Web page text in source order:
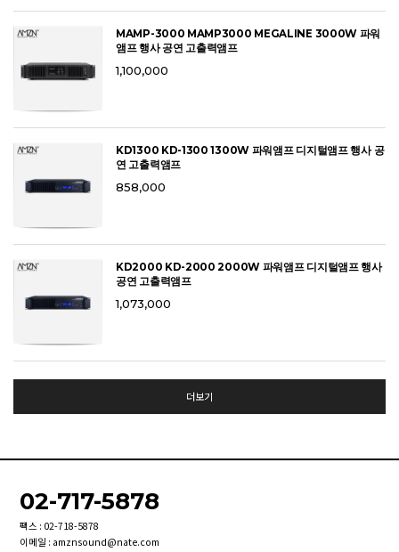
MAMP-3000 MAMP3000 MEGALINE 3000W 파워
앰프 행사 공연 고출력앰프
1,100,000
KD1300 KD-1300 1300W 파워앰프 디지털앰프 행사 공
연 고출력앰프
858,000
KD2000 KD-2000 2000W 파워앰프 디지털앰프 행사
공연 고출력앰프
1,073,000
더보기
02-717-5878
팩스 : 02-718-5878
이메일 : amznsound@nate.com